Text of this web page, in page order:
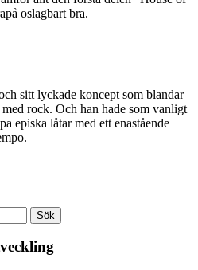
oslagbart bra.
sitt lyckade koncept som blandar
rock. Och han hade som vanligt
episka låtar med ett enastående